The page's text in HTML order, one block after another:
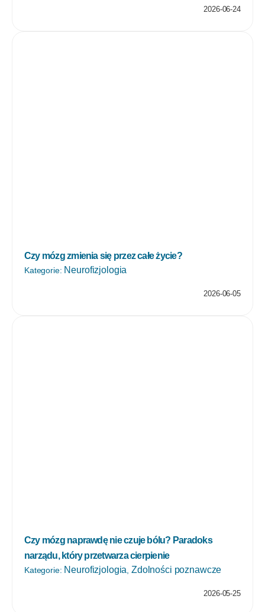
2026-06-24
Czy mózg zmienia się przez całe życie?
Kategorie: Neurofizjologia
2026-06-05
Czy mózg naprawdę nie czuje bólu? Paradoks
narządu, który przetwarza cierpienie
Kategorie: Neurofizjologia Zdolności poznawcze
2026-05-25